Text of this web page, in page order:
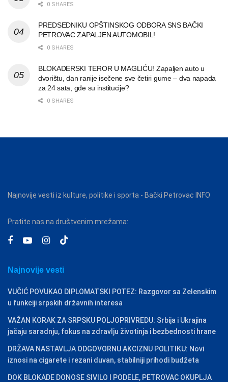
0 SHARES
PREDSEDNIKU OPŠTINSKOG ODBORA SNS BAČKI
PETROVAC ZAPALJEN AUTOMOBIL!
0 SHARES
BLOKADERSKI TEROR U MAGLIĆU! Zapaljen auto u
dvorištu, dan ranije isečene sve četiri gume – dva napada
za 24 sata, gde su institucije?
0 SHARES
Najnovije vesti iz kulture, politike i sporta - Bački Petrovac INFO
Pratite nas na društvenim mrežama:
Najnovije vesti
VUČIĆ POVUKAO DIPLOMATSKI POTEZ: Razgovor sa Zelenskim
u funkciji srpskih državnih interesa
VAŽAN KORAK ZA SRPSKU POLJOPRIVREDU: Srbija i Ukrajina
jačaju saradnju, fokus na zdravlju životinja i bezbednosti hrane
DRŽAVA NASTAVLJA ODGOVORNU AKCIZNU POLITIKU: Novi
iznosi na cigarete i rezani duvan, stabilniji prihodi budžeta
DOK BLOKADE DONOSE SIVILO I PODELE, PETROVAC OKUPLJA